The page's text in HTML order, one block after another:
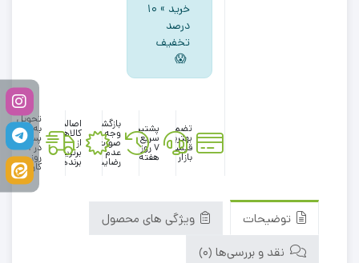
خرید » ۱۰
درصد
تخفیف
😱
تضمین
بهترین
قیمت
بازار
پشتیبانی
سریع در
۷ روز
هفته
بازگشت
وجه در
صورت
عدم
رضایت
اصالت
کالاها
از
برترین
برندها
تحویل
به
پست
در 1
روز
کاری
توضیحات
ویژگی های محصول
نقد و بررسی‌ها (0)